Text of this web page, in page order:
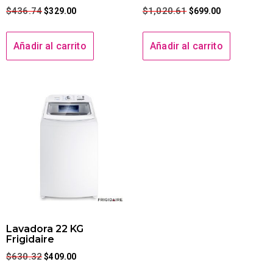
$436.74 $329.00
Añadir al carrito
$1,020.61 $699.00
Añadir al carrito
Lavadora 22 KG
Frigidaire
$630.32 $409.00